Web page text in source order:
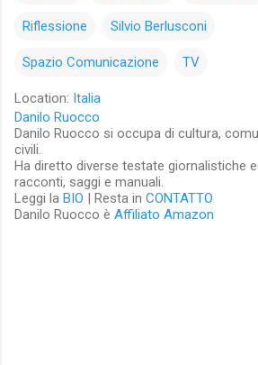
Riflessione Silvio Berlusconi
Spazio Comunicazione TV
Location: Italia
Danilo Ruocco
Danilo Ruocco si occupa di cultura,
civili.
Ha diretto diverse testate giornalistiche
racconti, saggi e manuali.
Leggi la BIO | Resta in CONTATTO
Danilo Ruocco è Affiliato Amazon